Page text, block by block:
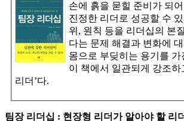
손에 흙을 묻힐 준비가 되어
진정한 리더로 성공할 수
위, 원칙 등을 리더십의 본
다는 문제 해결과 변화에
몸으로 부딪히는 용기를 가
이 책에서 일관되게 강조하
리더’다.
팀장 리더십 : 현장형 리더가 알아야 할 리